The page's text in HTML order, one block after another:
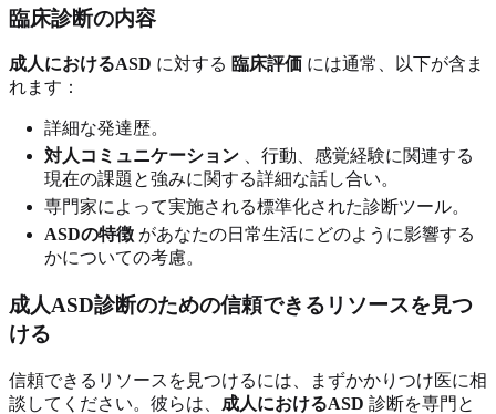
臨床診断の内容
成人におけるASD に対する 臨床評価 には通常、以下が含ま
れます：
詳細な発達歴。
対人コミュニケーション 、行動、感覚経験に関連する
現在の課題と強みに関する詳細な話し合い。
専門家によって実施される標準化された診断ツール。
ASDの特徴 があなたの日常生活にどのように影響する
かについての考慮。
成人ASD診断のための信頼できるリソースを見つ
ける
信頼できるリソースを見つけるには、まずかかりつけ医に相
談してください。彼らは、 成人におけるASD 診断を専門と